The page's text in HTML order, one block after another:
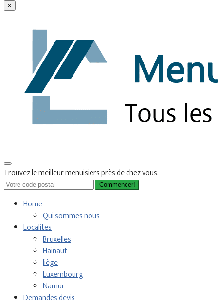
×
Trouvez le meilleur menuisiers près de chez vous.
Commencer!
Home
Qui sommes nous
Localites
Bruxelles
Hainaut
liège
Luxembourg
Namur
Demandes devis